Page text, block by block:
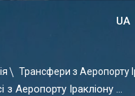
UA
Трансфери з Аеропорту
Таксі з Аеропорту Іракліону до Сіссі